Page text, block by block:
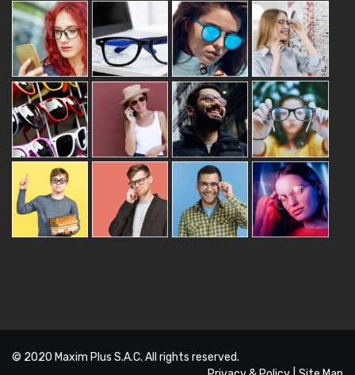
© 2020 Maxim Plus S.A.C. All rights reserved.